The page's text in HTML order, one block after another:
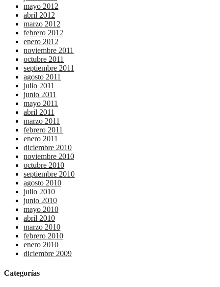
mayo 2012
abril 2012
marzo 2012
febrero 2012
enero 2012
noviembre 2011
octubre 2011
septiembre 2011
agosto 2011
julio 2011
junio 2011
mayo 2011
abril 2011
marzo 2011
febrero 2011
enero 2011
diciembre 2010
noviembre 2010
octubre 2010
septiembre 2010
agosto 2010
julio 2010
junio 2010
mayo 2010
abril 2010
marzo 2010
febrero 2010
enero 2010
diciembre 2009
Categorías